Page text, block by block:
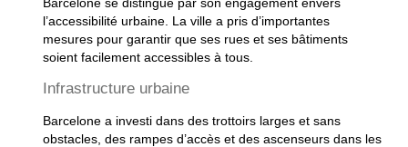
l’accessibilité urbaine. La ville a pris d’importantes
mesures pour garantir que ses rues et ses bâtiments
soient facilement accessibles à tous.
Infrastructure urbaine
Barcelone a investi dans des trottoirs larges et sans
obstacles, des rampes d’accès et des ascenseurs dans les